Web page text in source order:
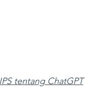
tentang ChatGPT